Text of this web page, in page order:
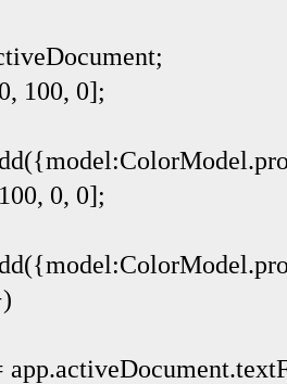
100, 0];
0, 0];